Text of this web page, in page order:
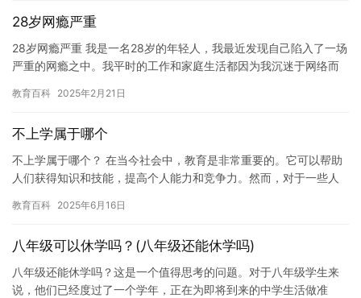
28岁网瘾严重
28岁网瘾严重 我是一名28岁的年轻人，我最近发现自己陷入了一场
严重的网瘾之中。我平时的工作和家庭生活都因为我沉迷于网络而
教育百科 2025年2月21日
不上学属于哪个
不上学属于哪个？ 在当今社会中，教育是非常重要的。它可以帮助
人们获得知识和技能，提高个人能力和竞争力。然而，对于一些人
其他…
教育百科 2025年6月16日
八年级可以休学吗？(八年级还能休学吗)
八年级还能休学吗？这是一个值得思考的问题。对于八年级学生来
说，他们已经度过了一个学年，正在为即将到来的中学生活做准